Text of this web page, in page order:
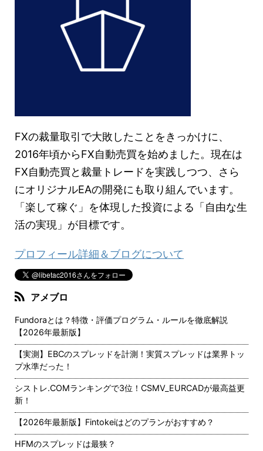
FXの裁量取引で大敗したことをきっかけに、
2016年頃からFX自動売買を始めました。現在は
FX自動売買と裁量トレードを実践しつつ、さら
にオリジナルEAの開発にも取り組んでいます。
「楽して稼ぐ」を体現した投資による「自由な生
活の実現」が目標です。
プロフィール詳細＆ブログについて
アメブロ
Fundoraとは？特徴・評価プログラム・ルールを徹底解説
【2026年最新版】
【実測】EBCのスプレッドを計測！実質スプレッドは業界トッ
プ水準だった！
シストレ.COMランキングで3位！CSMV_EURCADが最高益更
新！
【2026年最新版】Fintokeiはどのプランがおすすめ？
HFMのスプレッドは最狭？